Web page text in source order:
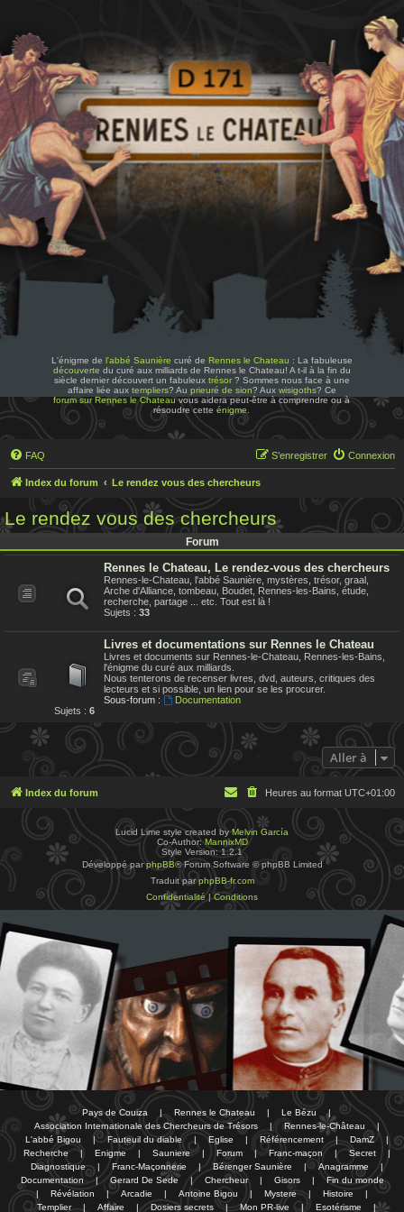
L'énigme de l'abbé Saunière curé de Rennes le Chateau : La fabuleuse
découverte du curé aux milliards de Rennes le Chateau! A t-il à la fin du
siècle dernier découvert un fabuleux trésor? Sommes nous face à une
affaire liée aux templiers? Au prieuré de sion? Aux wisigoths? Ce
forum sur Rennes le Chateauvous aidera peut-être à comprendre ou à
résoudre cetteénigme
FAQ Connexion
S’enregistrer
Index du forum Le rendez vous des chercheurs
Le rendez vous des chercheurs
Forum
Rennes le Chateau, Le rendez-vous des chercheurs
Rennes-le-Chateau, l'abbé Saunière, mystères, trésor, graal,
Arche d'Alliance, tombeau, Boudet, Rennes-les-Bains, étude,
recherche, partage ... etc. Tout est là !
Sujets : 33
Livres et documentations sur Rennes le Chateau
Livres et documents sur Rennes-le-Chateau, Rennes-les-Bains,
l'énigme du curé aux milliards.
Nous tenterons de recenser livres, dvd, auteurs, critiques des
lecteurs et si possible, un lien pour se les procurer.
Sous-forum :
Documentation
Sujets : 6
Aller à
Index du forum Heures au format UTC+01:00
Lucid Lime style created byMelvin García
Co-Author:MannixMD
Style Version: 1.2.1
Développé parphpBB® Forum Software © phpBB Limited
Traduit parphpBB-fr.com
Confidentialité|Conditions
Pays de Couiza | Rennes le Chateau | Le Bézu
|
Association Internationale des Chercheurs de Trésors
| Rennes-le-Château
|
L'abbé Bigou
| Fauteuil du diable | Eglise | Référencement | DamZ
|
Recherche
| Enigme | Sauniere | Forum | Franc-maçon | Secret
|
Diagnostique
| Franc-Maçonnerie | Bérenger Saunière | Anagramme
|
Documentation
| Gerard De Sede | Chercheur | Gisors |
Fin du monde
|
Révélation | Arcadie | Antoine Bigou | Mystere | Histoire
|
Templier
| Affaire | Dosiers secrets | Mon PR-live | Esotérisme |